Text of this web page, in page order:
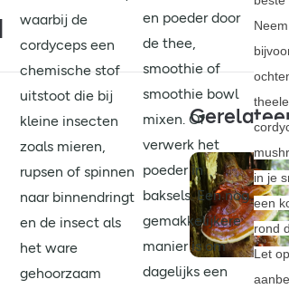
waarbij de
cordyceps een
chemische stof
uitstoot die bij
kleine insecten
zoals mieren,
rupsen of spinnen
naar binnendringt
en de insect als
het ware
gehoorzaam
en poeder door
de thee,
smoothie of
smoothie bowl
mixen. Of
verwerk het
poeder in
baksels. Een nog
gemakkelijkere
manier is om
dagelijks een
Neem
in je
een
rond
Let